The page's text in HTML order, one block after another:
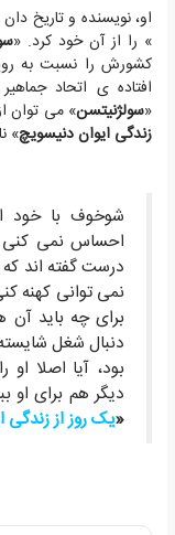
او، نویسنده و تاریخ دان روس
» را از آن خود کرد. «
کشورش را نسبت به
افتاده ی اتحاد
«سولژنیتسن» می توان
زندگی ایوان دنیسویچ»
شوخوف با خود
احساس نمی کنی
درست گفته اند
نمی توانی
برای چه باید آن
دنبال شغل
بود، آیا اصلا
دیگر هم برای
«یک روز از زندگی